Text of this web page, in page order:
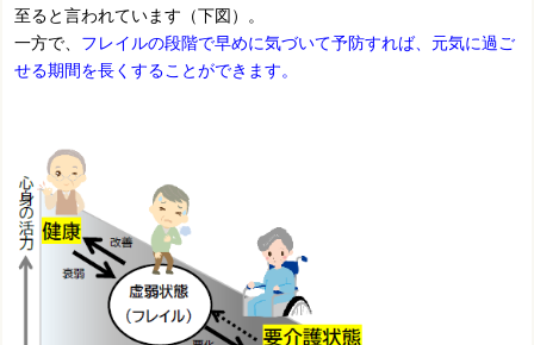
至ると言われています（下図）。
一方で、 フレイルの段階で早めに気づいて予防すれば、元気に過ご
せる期間を長くすることができます。